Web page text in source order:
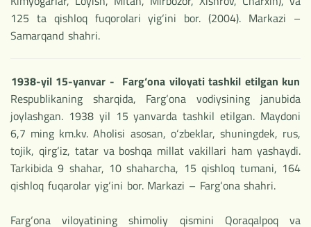
125 ta qishloq fuqorolari yig‘ini bor. (2004). Markazi –
Samarqand shahri.
1938-yil 15-yanvar - Farg‘ona viloyati tashkil etilgan kun
Respublikaning sharqida, Farg‘ona vodiysining janubida
joylashgan. 1938 yil 15 yanvarda tashkil etilgan. Maydoni
6,7 ming km.kv. Aholisi asosan, o‘zbeklar, shuningdek, rus,
tojik, qirg‘iz, tatar va boshqa millat vakillari ham yashaydi.
Tarkibida 9 shahar, 10 shaharcha, 15 qishloq tumani, 164
qishloq fuqarolar yig‘ini bor. Markazi – Farg‘ona shahri.
Farg‘ona viloyatining shimoliy qismini Qoraqalpoq va